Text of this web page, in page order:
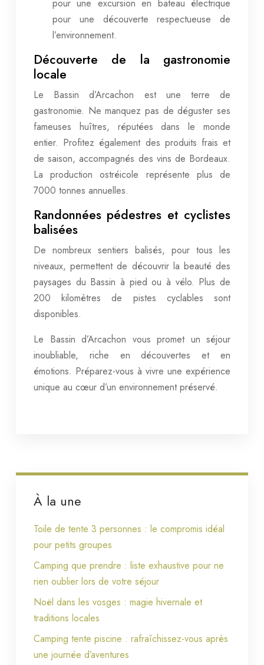
pour une excursion en bateau électrique
pour une découverte respectueuse de
l’environnement.
Découverte de la gastronomie
locale
Le Bassin d’Arcachon est une terre de
gastronomie. Ne manquez pas de déguster ses
fameuses huîtres, réputées dans le monde
entier. Profitez également des produits frais et
de saison, accompagnés des vins de Bordeaux.
La production ostréicole représente plus de
7000 tonnes annuelles.
Randonnées pédestres et cyclistes
balisées
De nombreux sentiers balisés, pour tous les
niveaux, permettent de découvrir la beauté des
paysages du Bassin à pied ou à vélo. Plus de
200 kilomètres de pistes cyclables sont
disponibles.
Le Bassin d’Arcachon vous promet un séjour
inoubliable, riche en découvertes et en
émotions. Préparez-vous à vivre une expérience
unique au cœur d’un environnement préservé.
À la une
Toile de tente 3 personnes : le compromis idéal
pour petits groupes
Camping que prendre : liste exhaustive pour ne
rien oublier lors de votre séjour
Noël dans les vosges : magie hivernale et
traditions locales
Camping tente piscine : rafraîchissez-vous après
une journée d’aventures